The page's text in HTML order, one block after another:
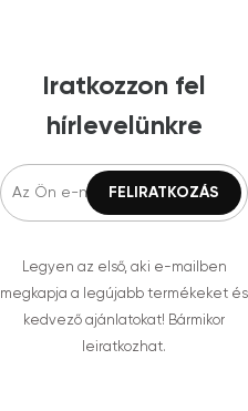
Iratkozzon fel
hírlevelünkre
Legyen az első, aki e-mailben
megkapja a legújabb termékeket és
kedvező ajánlatokat! Bármikor
leiratkozhat.